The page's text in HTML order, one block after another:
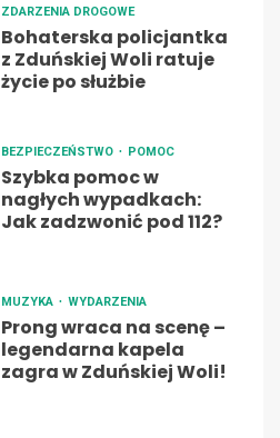
ZDARZENIA DROGOWE
Bohaterska policjantka
z Zduńskiej Woli ratuje
życie po służbie
BEZPIECZEŃSTWO POMOC
Szybka pomoc w
nagłych wypadkach:
Jak zadzwonić pod 112?
MUZYKA WYDARZENIA
Prong wraca na scenę –
legendarna kapela
zagra w Zduńskiej Woli!